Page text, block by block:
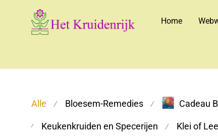
Home
Alle ⁄ Bloesem-Remedies ⁄ Cadeau
⁄ Keukenkruiden en Specerijen ⁄ Klei of